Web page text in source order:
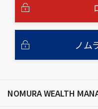
ノム
NOMURA WEALTH